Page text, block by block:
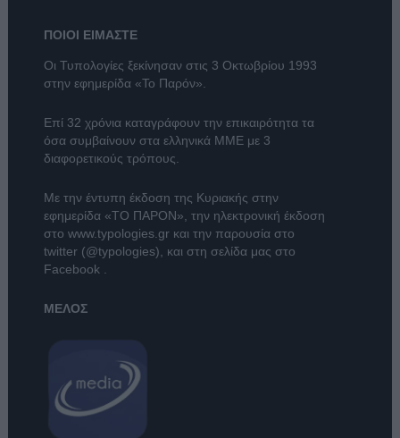
ΠΟΙΟΙ ΕΙΜΑΣΤΕ
Οι Τυπολογίες ξεκίνησαν στις 3 Οκτωβρίου 1993
στην εφημερίδα «Το Παρόν».
Επί 32 χρόνια καταγράφουν την επικαιρότητα τα
όσα συμβαίνουν στα ελληνικά ΜΜΕ με 3
διαφορετικούς τρόπους.
Με την έντυπη έκδοση της Κυριακής στην
εφημερίδα «ΤΟ ΠΑΡΟΝ», την ηλεκτρονική έκδοση
στο www.typologies.grκαι την παρουσία στο
twitter (@typologies), και στη σελίδα μας στο
Facebook .
ΜΕΛΟΣ